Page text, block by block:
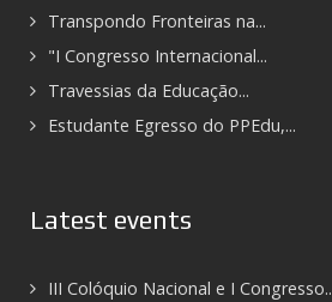
Transpondo Fronteiras na...
"I Congresso Internacional...
Travessias da Educação...
Estudante Egresso do PPEdu,...
Latest events
III Colóquio Nacional e I